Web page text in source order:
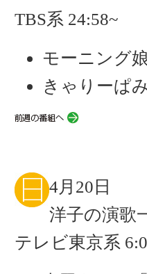
TBS系 24:58~
モーニング
きゃりーぱ
4月20日
洋子の演歌
テレビ東京系